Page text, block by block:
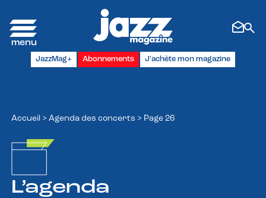
JazzMag+ Abonnements J'achète mon magazine
Accueil > Agenda des concerts > Page 26
L’agenda